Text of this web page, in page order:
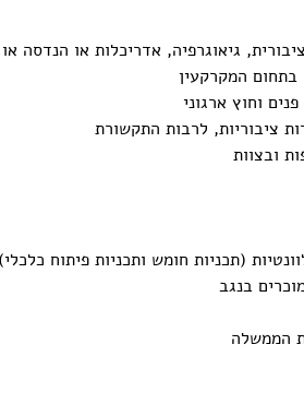
גיאוגרפיה, אדריכלות או הנדסה
בתחום המקרקעין
וחוץ ארגוני
ציבוריות, לרבות התקשורת
ובצוות
(תכניות חומש ותכניות פיתוח כלכלי)
בנגב
הממשלה